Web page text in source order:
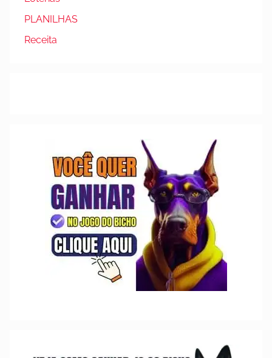
PLANILHAS
Receita